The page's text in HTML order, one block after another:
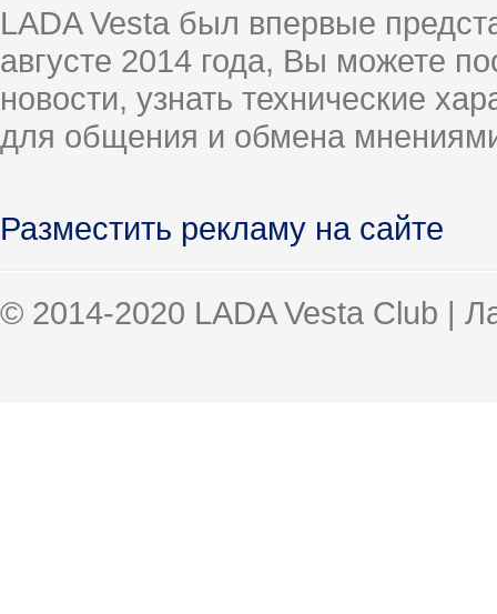
LADA Vesta был впервые
августе 2014 года, Вы можете
новости, узнать технические
для общения и обмена
Разместить рекламу на сайте
© 2014-2020 LADA Vesta Club |